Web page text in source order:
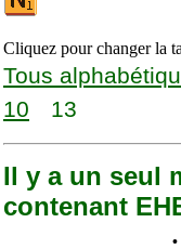
Cliquez pour changer la
Tous
10
13
Il y a un seul
contenant
•